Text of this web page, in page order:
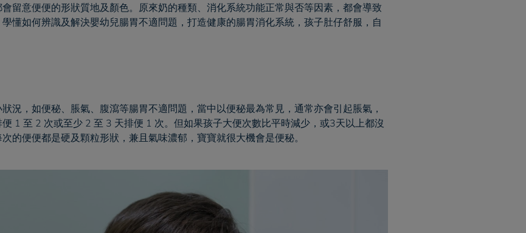
留意便便的形狀質地及顏色。原來奶的種類、消化系統功能正常與否等因素，都會導致
懂如何辨識及解決嬰幼兒腸胃不適問題，打造健康的腸胃消化系統，孩子肚仔舒服，自
況，如便秘、脹氣、腹瀉等腸胃不適問題，當中以便秘最為常見，通常亦會引起脹氣，
1 至 2 次或至少 2 至 3 天排便 1 次。但如果孩子大便次數比平時減少，或3天以上都沒
的便便都是硬及顆粒形狀，兼且氣味濃郁，寶寶就很大機會是便秘。